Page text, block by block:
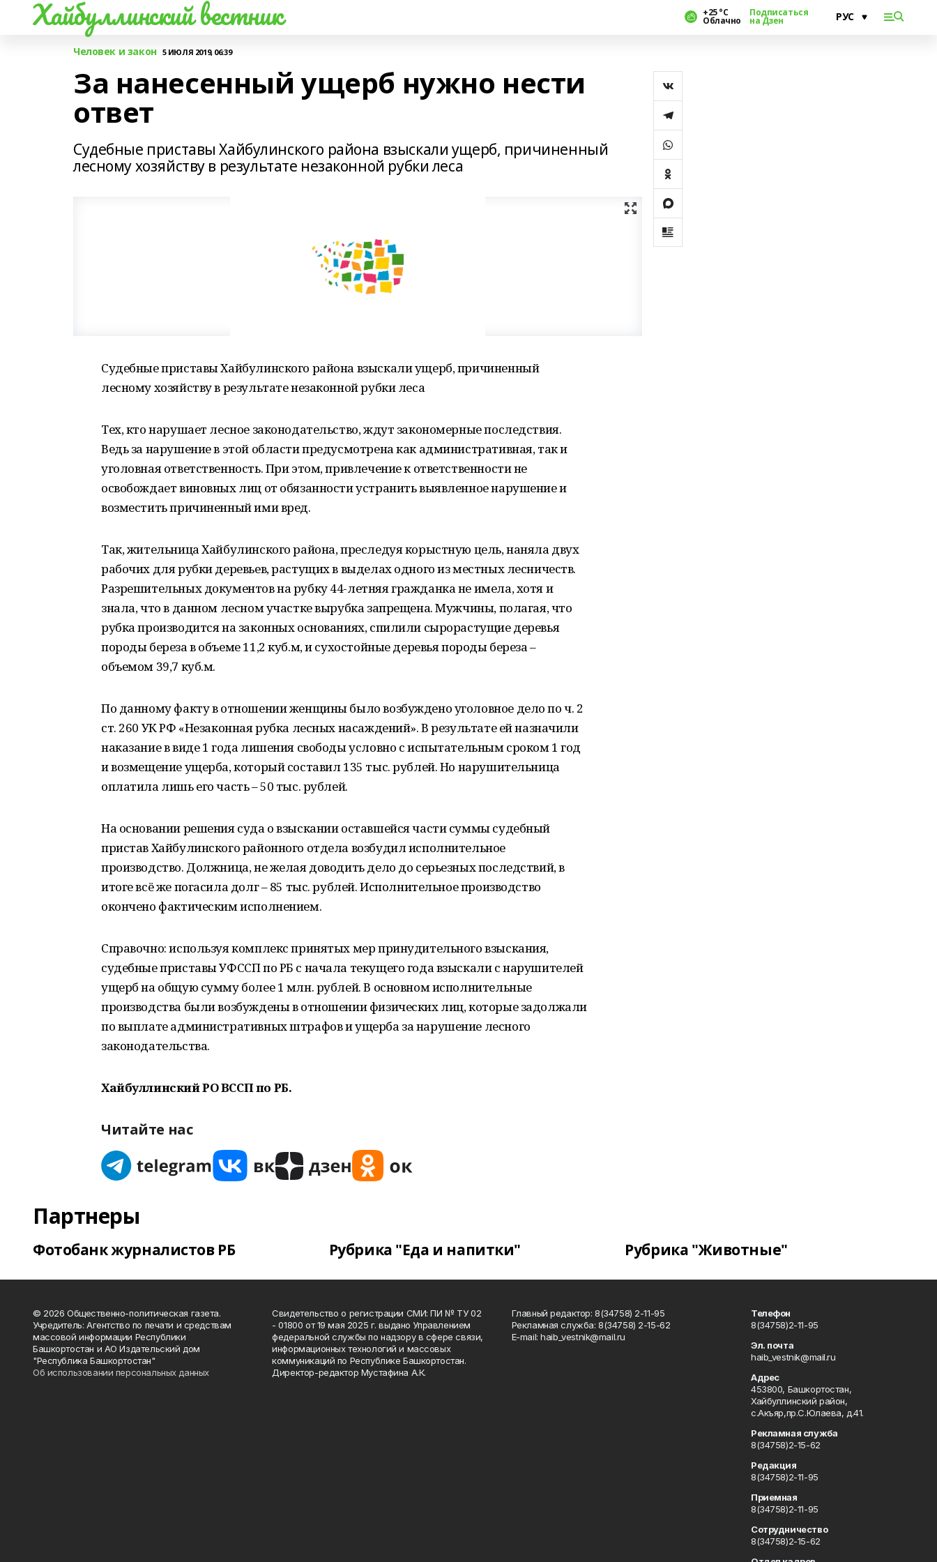
Хайбуллинский вестник +25 °С
Облачно
Подписаться
на Дзен
Человек и закон 5 ИЮЛЯ 2019, 06:39
За нанесенный ущерб нужно нести
ответ
Судебные приставы Хайбулинского района взыскали ущерб, причиненный
лесному хозяйству в результате незаконной рубки леса
Судебные приставы Хайбулинского района взыскали ущерб, причиненный
лесному хозяйству в результате незаконной рубки леса
Тех, кто нарушает лесное законодательство, ждут закономерные последствия.
Ведь за нарушение в этой области предусмотрена как административная, так и
уголовная ответственность. При этом, привлечение к ответственности не
освобождает виновных лиц от обязанности устранить выявленное нарушение и
возместить причиненный ими вред.
Так, жительница Хайбулинского района, преследуя корыстную цель, наняла двух
рабочих для рубки деревьев, растущих в выделах одного из местных лесничеств.
Разрешительных документов на рубку 44-летняя гражданка не имела, хотя и
знала, что в данном лесном участке вырубка запрещена. Мужчины, полагая, что
рубка производится на законных основаниях, спилили сырорастущие деревья
породы береза в объеме 11,2 куб.м, и сухостойные деревья породы береза –
объемом 39,7 куб.м.
По данному факту в отношении женщины было возбуждено уголовное дело по ч. 2
ст. 260 УК РФ «Незаконная рубка лесных насаждений». В результате ей назначили
наказание в виде 1 года лишения свободы условно с испытательным сроком 1 год
и возмещение ущерба, который составил 135 тыс. рублей. Но нарушительница
оплатила лишь его часть – 50 тыс. рублей.
На основании решения суда о взыскании оставшейся части суммы судебный
пристав Хайбулинского районного отдела возбудил исполнительное
производство. Должница, не желая доводить дело до серьезных последствий, в
итоге всё же погасила долг – 85 тыс. рублей. Исполнительное производство
окончено фактическим исполнением.
Справочно: используя комплекс принятых мер принудительного взыскания,
судебные приставы УФССП по РБ с начала текущего года взыскали с нарушителей
ущерб на общую сумму более 1 млн. рублей. В основном исполнительные
производства были возбуждены в отношении физических лиц, которые задолжали
по выплате административных штрафов и ущерба за нарушение лесного
законодательства.
Хайбуллинский РО ВССП по РБ.
Читайте нас
Партнеры
Фотобанк журналистов РБ Рубрика "Еда и напитки" Рубрика "Животные"
© 2026 Общественно-политическая газета.
Учредитель: Агентство по печати и средствам
массовой информации Республики
Башкортостан и АО Издательский дом
"Республика Башкортостан"
Об использовании персональных данных
Свидетельство о регистрации СМИ: ПИ № ТУ 02
- 01800 от 19 мая 2025 г. выдано Управлением
федеральной службы по надзору в сфере связи,
информационных технологий и массовых
коммуникаций по Республике Башкортостан.
Директор-редактор Мустафина А.К.
Главный редактор: 8(34758) 2-11-95
Рекламная служба: 8(34758) 2-15-62
Е-mаil: haib_vestnik@mail.ru
Телефон
8(34758)2-11-95
Эл. почта
haib_vestnik@mail.ru
Адрес
453800, Башкортостан,
Хайбуллинский район,
с.Акъяр,пр.С.Юлаева, д.41.
Рекламная служба
8(34758)2-15-62
Редакция
8(34758)2-11-95
Приемная
8(34758)2-11-95
Сотрудничество
8(34758)2-15-62